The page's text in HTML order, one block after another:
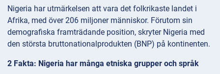
Nigeria har utmärkelsen att vara det folkrikaste landet i
Afrika, med över 206 miljoner människor. Förutom sin
demografiska framträdande position, skryter Nigeria med
den största bruttonationalprodukten (BNP) på kontinenten.
2 Fakta: Nigeria har många etniska grupper och språk